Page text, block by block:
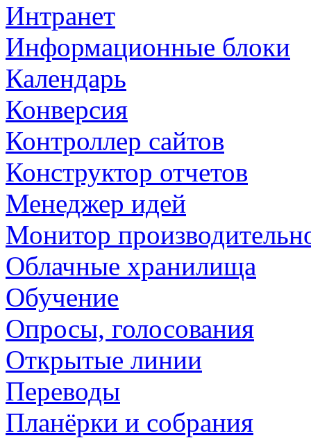
Интранет
Информационные блоки
Календарь
Конверсия
Контроллер сайтов
Конструктор отчетов
Менеджер идей
Монитор
Облачные хранилища
Обучение
Опросы, голосования
Открытые линии
Переводы
Планёрки и собрания